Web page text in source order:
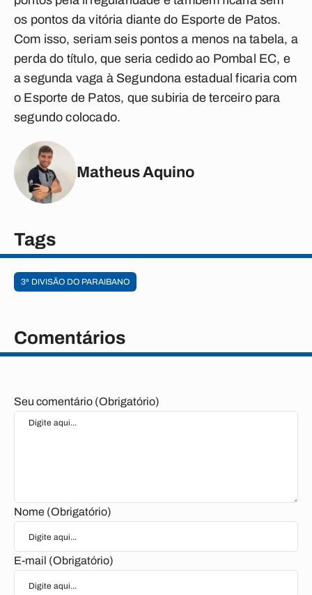
os pontos da vitória diante do Esporte de Patos.
Com isso, seriam seis pontos a menos na tabela, a
perda do título, que seria cedido ao Pombal EC, e
a segunda vaga à Segundona estadual ficaria com
o Esporte de Patos, que subiria de terceiro para
segundo colocado.
Matheus Aquino
Tags
3ª DIVISÃO DO PARAIBANO
Comentários
Seu comentário (Obrigatório)
Nome (Obrigatório)
E-mail (Obrigatório)